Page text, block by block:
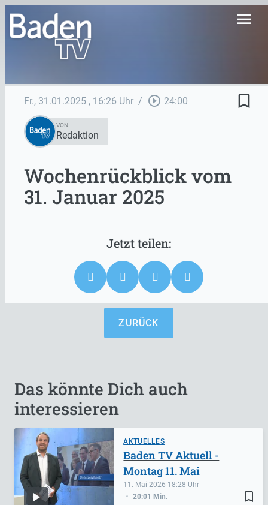
menu
Fr., 31.01.2025 , 16:26 Uhr / play_circle_outline 24:00 bookmark_border
VON
Redaktion
Wochenrückblick vom
31. Januar 2025
ZURÜCK
Das könnte Dich auch
interessieren
AKTUELLES
bookmark_border
11. Mai 2026 18:28
20:01 Min.
Baden TV Aktuell -
Montag 11. Mai